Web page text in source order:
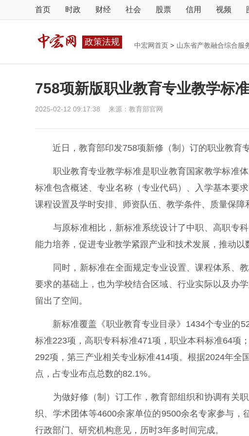
首页 时政 财经 社会 股票 信用 视频
政策法规 中宏网首页 > 山东省产教融合综合服
758项新版职业教育专业教学标
2025-02-12 09:17:38 来源： 教育部官网
近日，教育部印发758项新修（制）订的职业教育专
职业教育专业教学标准是职业教育国家教学标准体
标准包含概述、专业名称（专业代码）、入学基本要
课程设置及学时安排、师资队伍、教学条件、质量保障
与原标准相比，新标准系统设计了中职、高职专科
能力培养，促进专业教学紧跟产业和技术发展，推动以
同时，新标准在全面规定专业设置、课程体系、教
要求的基础上，也为学校结合区域、行业实际以及办
留出了空间。
新标准覆盖《职业教育专业目录》1434个专业的
标准223项，高职专科标准471项，职业本科标准64项
292项，第三产业相关专业标准414项。根据2024年
点，占专业布点总数的82.1%。
为做好修（制）订工作，教育部组织和协调有关职
织、学术团体等4600余家单位的9500余名专家参与
行政部门、研究机构意见，历时3年多时间完成。